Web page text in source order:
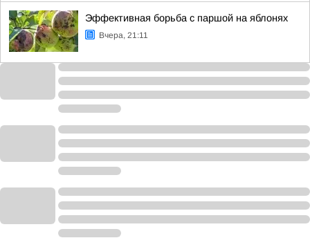
Эффективная борьба с паршой на яблонях
Вчера, 21:11